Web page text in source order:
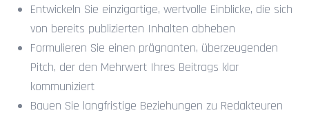
Entwickeln Sie einzigartige, wertvolle Einblicke, die sich
von bereits publizierten Inhalten abheben
Formulieren Sie einen prägnanten, überzeugenden
Pitch, der den Mehrwert Ihres Beitrags klar
kommuniziert
Bauen Sie langfristige Beziehungen zu Redakteuren